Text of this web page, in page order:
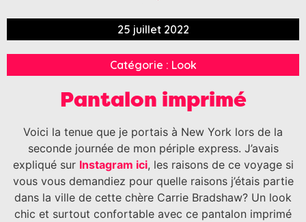
25 juillet 2022
Catégorie : Look
Pantalon imprimé
Voici la tenue que je portais à New York lors de la
seconde journée de mon périple express. J’avais
expliqué sur Instagram ici, les raisons de ce voyage si
vous vous demandiez pour quelle raisons j’étais partie
dans la ville de cette chère Carrie Bradshaw? Un look
chic et surtout confortable avec ce pantalon imprimé